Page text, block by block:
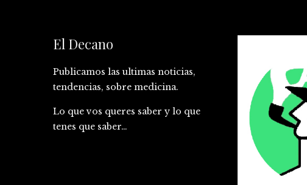
El Decano
Publicamos las ultimas noticias,
tendencias, sobre medicina.
Lo que vos queres saber y lo que
tenes que saber…